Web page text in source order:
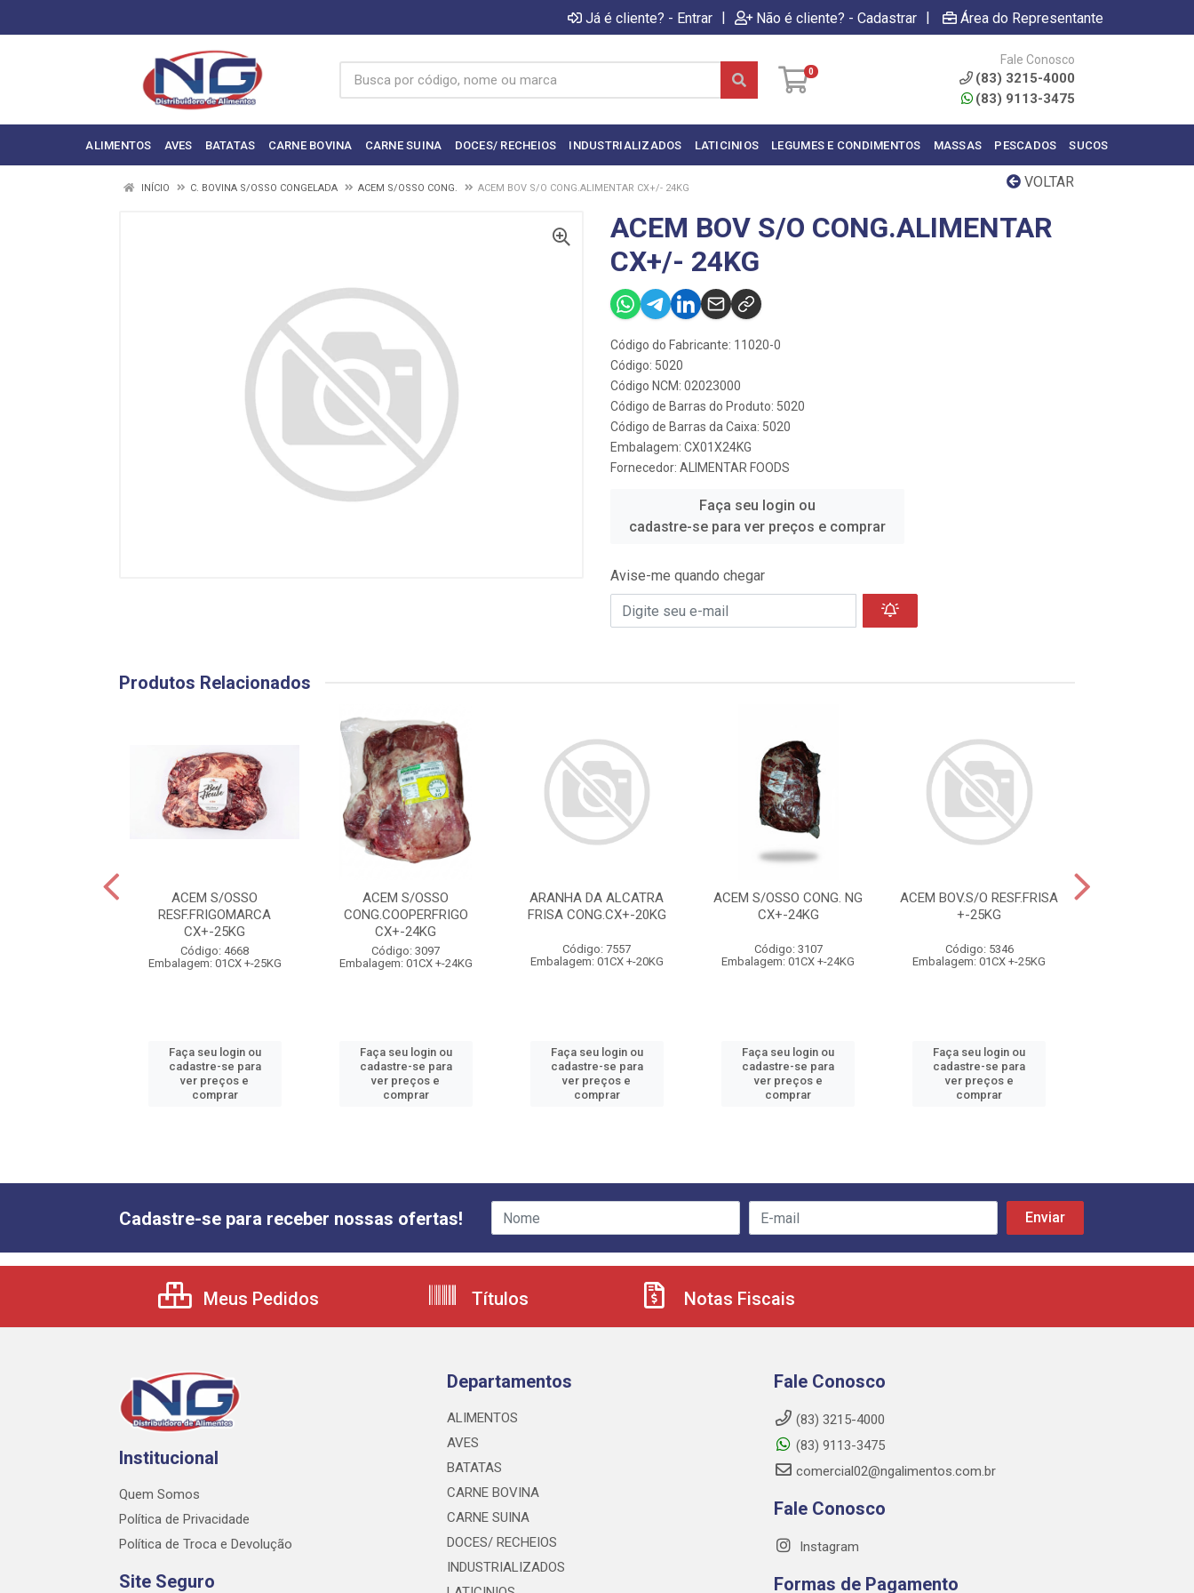
Já é cliente? - Entrar | Não é cliente? - Cadastrar | Área do Representante
0
Fale Conosco
(83) 3215-4000
(83) 9113-3475
ALIMENTOS AVES BATATAS CARNE BOVINA CARNE SUINA DOCES/ RECHEIOS INDUSTRIALIZADOS LATICINIOS LEGUMES E CONDIMENTOS MASSAS PESCADOS SUCOS
VOLTAR
INÍCIO C. BOVINA S/OSSO CONGELADA ACEM S/OSSO CONG. ACEM BOV S/O CONG.ALIMENTAR CX+/- 24KG
ACEM BOV S/O CONG.ALIMENTAR
CX+/- 24KG
Código do Fabricante: 11020-0
Código: 5020
Código NCM: 02023000
Código de Barras do Produto: 5020
Código de Barras da Caixa: 5020
Embalagem: CX01X24KG
Fornecedor: ALIMENTAR FOODS
Faça seu login ou
cadastre-se para ver preços e comprar
Avise-me quando chegar
Produtos Relacionados
ACEM S/OSSO
RESF.FRIGOMARCA
CX+-25KG
Código: 4668
Embalagem: 01CX +-25KG
Faça seu login ou
cadastre-se para
ver preços e
comprar
ACEM S/OSSO
CONG.COOPERFRIGO
CX+-24KG
Código: 3097
Embalagem: 01CX +-24KG
Faça seu login ou
cadastre-se para
ver preços e
comprar
ARANHA DA ALCATRA
FRISA CONG.CX+-20KG
Código: 7557
Embalagem: 01CX +-20KG
Faça seu login ou
cadastre-se para
ver preços e
comprar
ACEM S/OSSO CONG. NG
CX+-24KG
Código: 3107
Embalagem: 01CX +-24KG
Faça seu login ou
cadastre-se para
ver preços e
comprar
ACEM BOV.S/O RESF.FRISA
+-25KG
Código: 5346
Embalagem: 01CX +-25KG
Faça seu login ou
cadastre-se para
ver preços e
comprar
Cadastre-se para receber nossas ofertas!
Meus Pedidos Títulos Notas Fiscais
Institucional
Quem Somos
Política de Privacidade
Política de Troca e Devolução
Site Seguro
Departamentos
ALIMENTOS
AVES
BATATAS
CARNE BOVINA
CARNE SUINA
DOCES/ RECHEIOS
INDUSTRIALIZADOS
Fale Conosco
(83) 3215-4000
(83) 9113-3475
comercial02@ngalimentos.com.br
Fale Conosco
Instagram
Formas de Pagamento